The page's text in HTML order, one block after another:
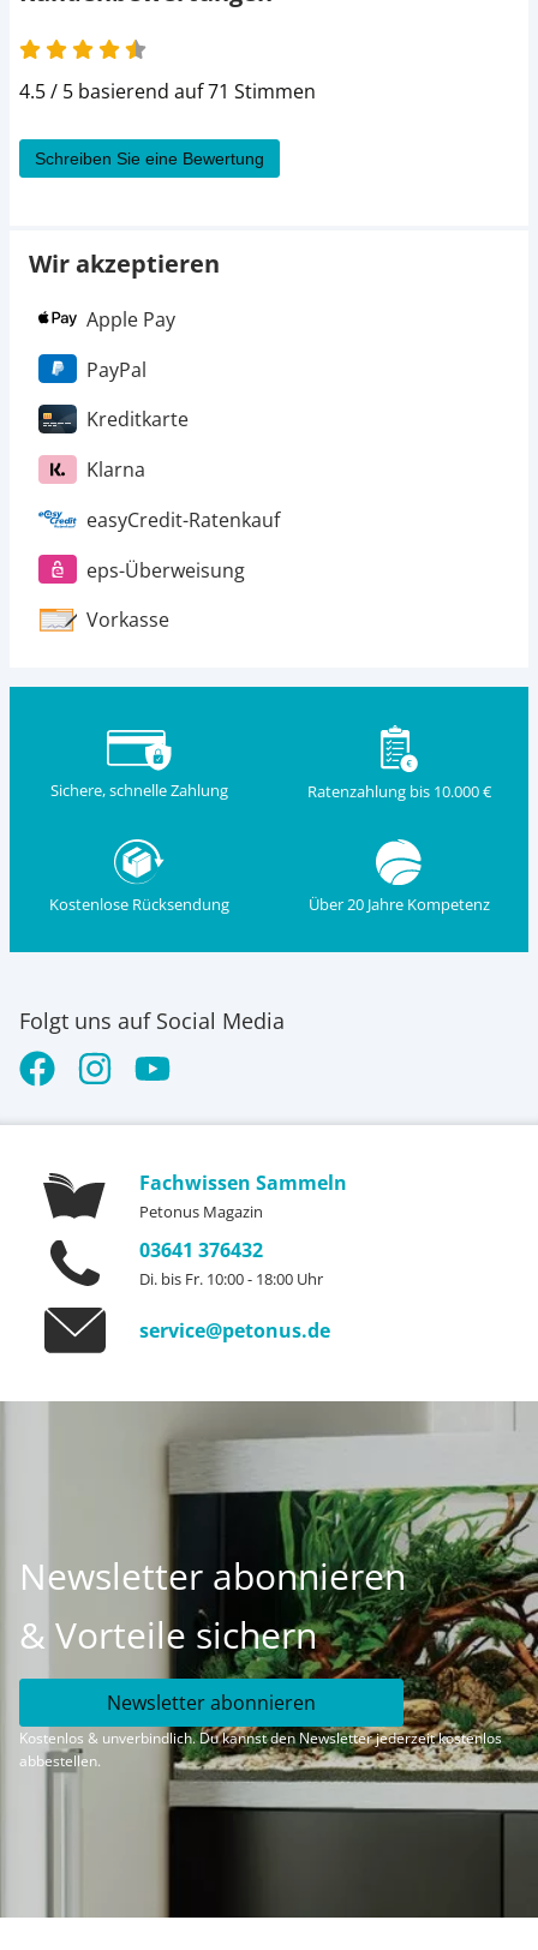
4.5 von 5
4.5 / 5 basierend auf 71 Stimmen
Schreiben Sie eine Bewertung
Wir akzeptieren
Apple Pay
PayPal
Kreditkarte
Klarna
easyCredit-Ratenkauf
eps-Überweisung
Vorkasse
Sichere, schnelle Zahlung Ratenzahlung bis 10.000 €
Kostenlose Rücksendung Über 20 Jahre Kompetenz
Folgt uns auf Social Media
Fachwissen Sammeln
Petonus Magazin
03641 376432
Di. bis Fr. 10:00 - 18:00 Uhr
service@petonus.de
Newsletter abonnieren
& Vorteile sichern
Newsletter abonnieren
Kostenlos & unverbindlich. Du kannst den Newsletter jederzeit kostenlos
abbestellen.